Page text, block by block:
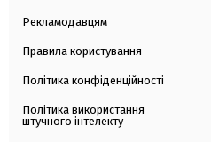
Рекламодавцям
Правила користування
Політика конфіденційності
Політика використання
штучного інтелекту